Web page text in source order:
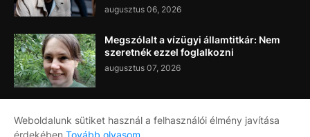
augusztus 06, 2026
Megszólalt a vízügyi államtitkár: Nem
szeretnék ezzel foglalkozni
augusztus 07, 2026
Weboldalunk sütiket használ a felhasználói élmény javítása
érdekében Tovább olvasom